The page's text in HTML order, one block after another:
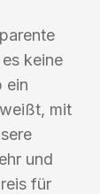
keine
ein
mit
und
für